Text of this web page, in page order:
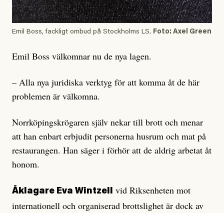
Emil Boss, fackligt ombud på Stockholms LS. Foto: Axel Green
Emil Boss välkomnar nu de nya lagen.
– Alla nya juridiska verktyg för att komma åt de här
problemen är välkomna.
Norrköpingskrögaren själv nekar till brott och menar
att han enbart erbjudit personerna husrum och mat på
restaurangen. Han säger i förhör att de aldrig arbetat åt
honom.
Åklagare Eva Wintzell vid Riksenheten mot
internationell och organiserad brottslighet är dock av